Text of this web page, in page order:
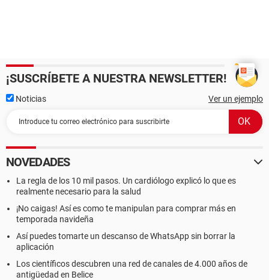
¡SUSCRÍBETE A NUESTRA NEWSLETTER!
Noticias Ver un ejemplo
NOVEDADES
La regla de los 10 mil pasos. Un cardiólogo explicó lo que es
realmente necesario para la salud
¡No caigas! Así es como te manipulan para comprar más en
temporada navideña
Así puedes tomarte un descanso de WhatsApp sin borrar la
aplicación
Los científicos descubren una red de canales de 4.000 años de
antigüedad en Belice